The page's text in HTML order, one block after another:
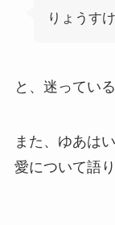
りょうす
と、迷ってい
また、ゆあは
愛について語